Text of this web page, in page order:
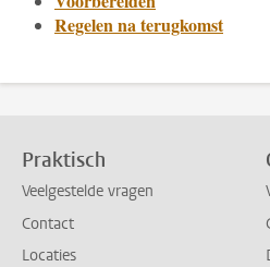
Regelen na terugkomst
Praktisch
Veelgestelde vragen
Contact
Locaties